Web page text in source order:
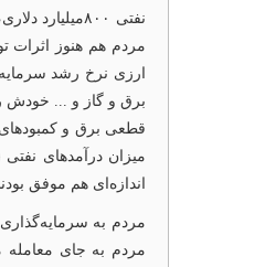
نفتی
مردم هم هنوز اثرات
ارزی نرخ رشد
برق و گاز و ... خودش
قطعی برق و کمبودهای
اندازه‌ای هم موفق
مردم به
مردم به جای معامله‌